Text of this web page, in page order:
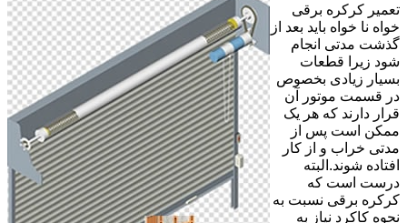
تعمیر کرکره برقی
خواه نا خواه باید بعد از
گذشت مدتی انجام
شود زیرا قطعات
بسیار زیادی بخصوص
در قسمت موتور آن
قرار دارند که هر یک
ممکن است پس از
مدتی خراب و از کار
افتاده شوند.البته
درست است که
کرکره برقی نسبت به
نحوه کاکرد نیاز به